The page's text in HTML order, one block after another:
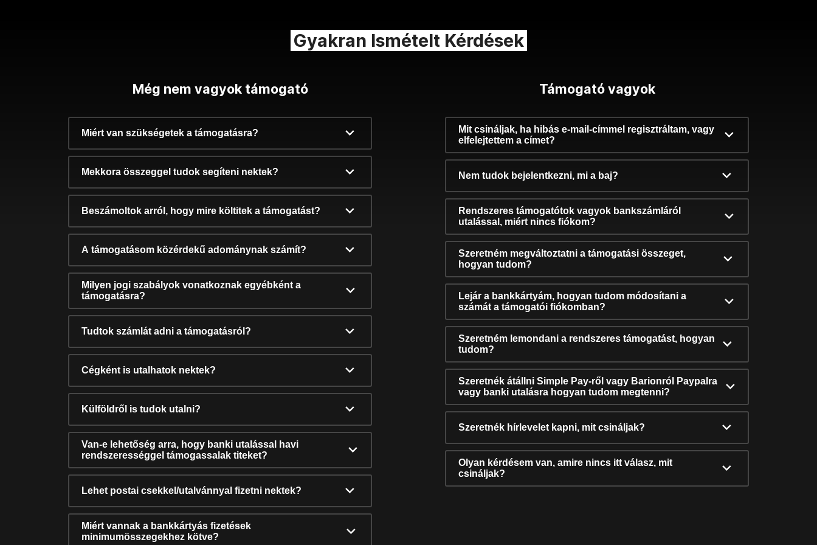
Gyakran Ismételt Kérdések
Még nem vagyok támogató
Miért van szükségetek a támogatásra?
Mekkora összeggel tudok segíteni nektek?
Beszámoltok arról, hogy mire költitek a támogatást?
A támogatásom közérdekű adománynak számít?
Milyen jogi szabályok vonatkoznak egyébként a
támogatásra?
Tudtok számlát adni a támogatásról?
Cégként is utalhatok nektek?
Külföldről is tudok utalni?
Van-e lehetőség arra, hogy banki utalással havi
rendszerességgel támogassalak titeket?
Lehet postai csekkel/utalvánnyal fizetni nektek?
Miért vannak a bankkártyás fizetések
minimumösszegekhez kötve?
Támogató vagyok
Mit csináljak, ha hibás e-mail-címmel regisztráltam, vagy
elfelejtettem a címet?
Nem tudok bejelentkezni, mi a baj?
Rendszeres támogatótok vagyok bankszámláról
utalással, miért nincs fiókom?
Szeretném megváltoztatni a támogatási összeget,
hogyan tudom?
Lejár a bankkártyám, hogyan tudom módosítani a
számát a támogatói fiókomban?
Szeretném lemondani a rendszeres támogatást, hogyan
tudom?
Szeretnék átállni Simple Pay-ről vagy Barionról Paypalra
vagy banki utalásra hogyan tudom megtenni?
Szeretnék hírlevelet kapni, mit csináljak?
Olyan kérdésem van, amire nincs itt válasz, mit
csináljak?